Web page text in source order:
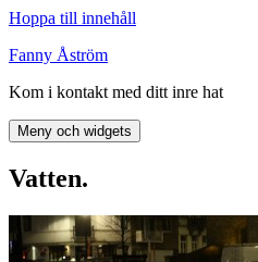
Hoppa till innehåll
Fanny Åström
Kom i kontakt med ditt inre hat
Meny och widgets
Vatten.